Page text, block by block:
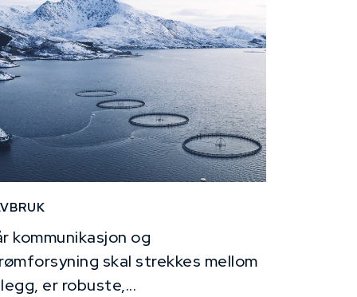
kommunikasjon og
skal strekkes mellom
er robuste,...